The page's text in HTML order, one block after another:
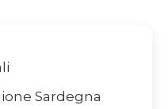
Sardegna